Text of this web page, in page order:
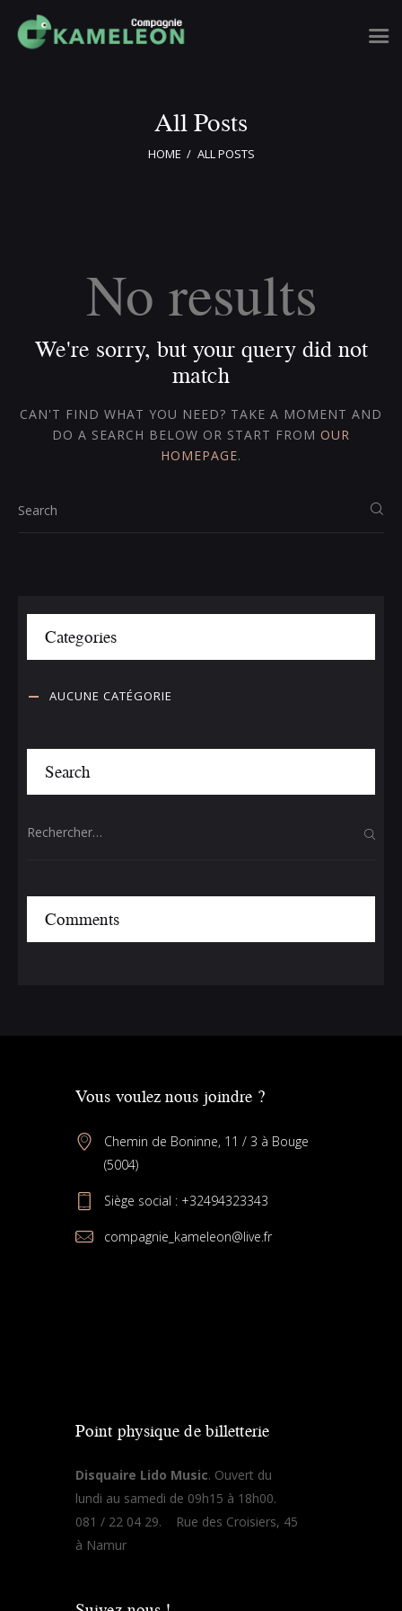
All Posts
HOME ALL POSTS
Événements
No results
We're sorry, but your query did not
match
CAN'T FIND WHAT YOU NEED? TAKE A MOMENT AND
DO A SEARCH BELOW OR START FROM OUR
HOMEPAGE.
Categories
AUCUNE CATÉGORIE
Search
Comments
Vous voulez nous joindre ?
Chemin de Boninne, 11 / 3 à Bouge
(5004)
Siège social : +32494323343
compagnie_kameleon@live.fr
Point physique de billetterie
Disquaire Lido Music. Ouvert du
lundi au samedi de 09h15 à 18h00.
081 / 22 04 29. Rue des Croisiers, 45
à Namur